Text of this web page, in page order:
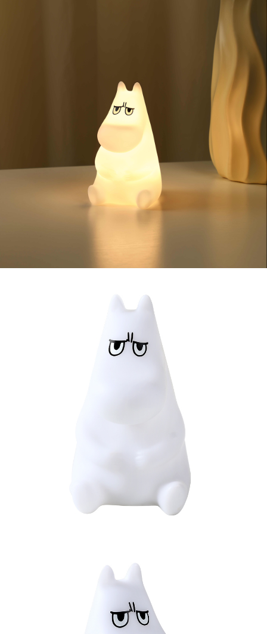
「AFTEE先享後付」，若未經同意申辦者引起之損失，本公司不負相關責
４．使用「AFTEE先享後付」時，將依據個別帳號之用戶狀況，依本公司即
時審查核予不同之上限額度；若仍有額度不足之情形，本公司將視審查結果
５．嚴禁一人註冊多個帳號或使用他人資訊註冊。若發現惡意使用之情形，
恩沛科技股份有限公司將有權停止該用戶之使用額度並採取法律行動。